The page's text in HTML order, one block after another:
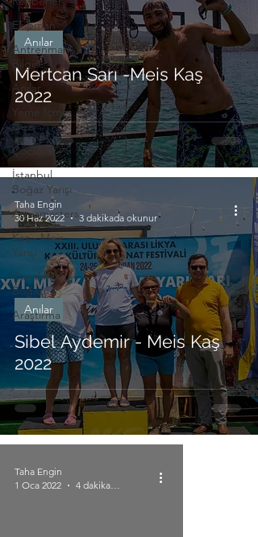
Ekipman
Antrenman
Bilgisi
Anılar
Yeme İçme
Gezi
Çocuklar
İstanbul
Boğaz Yarışı
Aquamasters
Kaş - Meis
Yarışı
Çanakkale
Boğazı
Araştırma
Mertcan Sarı -Meis Kaş
2022
Anılar
Sibel Aydemir - Meis Kaş
2022
Anılar
Taha Engin
30 Haz 2022
3 dakikada okunur
Taha Engin
1 Oca 2022
4 dakikada okunur